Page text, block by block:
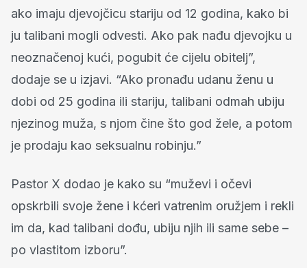
ako imaju djevojčicu stariju od 12 godina, kako bi
ju talibani mogli odvesti. Ako pak nađu djevojku u
neoznačenoj kući, pogubit će cijelu obitelj”,
dodaje se u izjavi. “Ako pronađu udanu ženu u
dobi od 25 godina ili stariju, talibani odmah ubiju
njezinog muža, s njom čine što god žele, a potom
je prodaju kao seksualnu robinju.”
Pastor X dodao je kako su “muževi i očevi
opskrbili svoje žene i kćeri vatrenim oružjem i rekli
im da, kad talibani dođu, ubiju njih ili same sebe –
po vlastitom izboru”.